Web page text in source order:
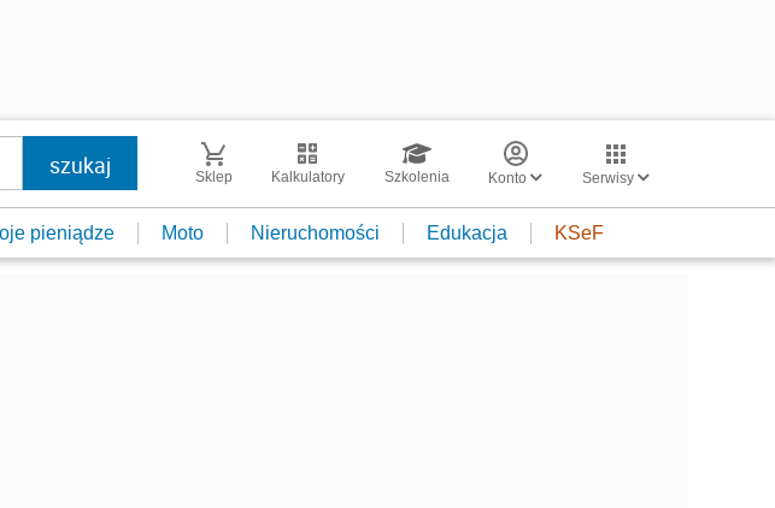
Sklep Kalkulatory Szkolenia Konto Serwisy
pieniądze Moto Nieruchomości Edukacja KSeF